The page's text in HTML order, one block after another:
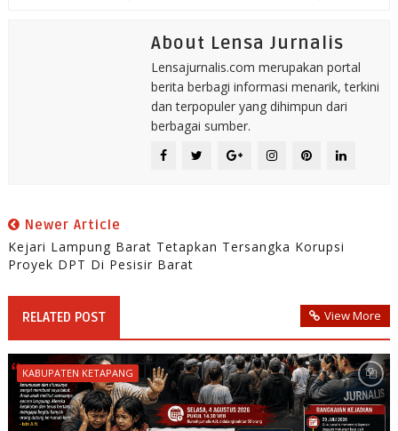
About Lensa Jurnalis
Lensajurnalis.com merupakan portal
berita berbagi informasi menarik, terkini
dan terpopuler yang dihimpun dari
berbagai sumber.
Newer Article
Kejari Lampung Barat Tetapkan Tersangka Korupsi
Proyek DPT Di Pesisir Barat
RELATED POST View More
KABUPATEN KETAPANG